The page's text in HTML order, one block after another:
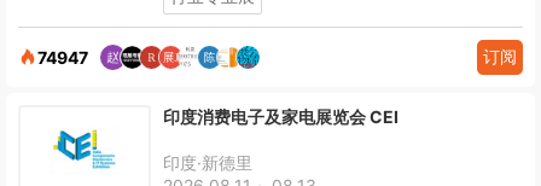
74947 订阅
印度消费电子及家电展览会 CEI
印度·新德里